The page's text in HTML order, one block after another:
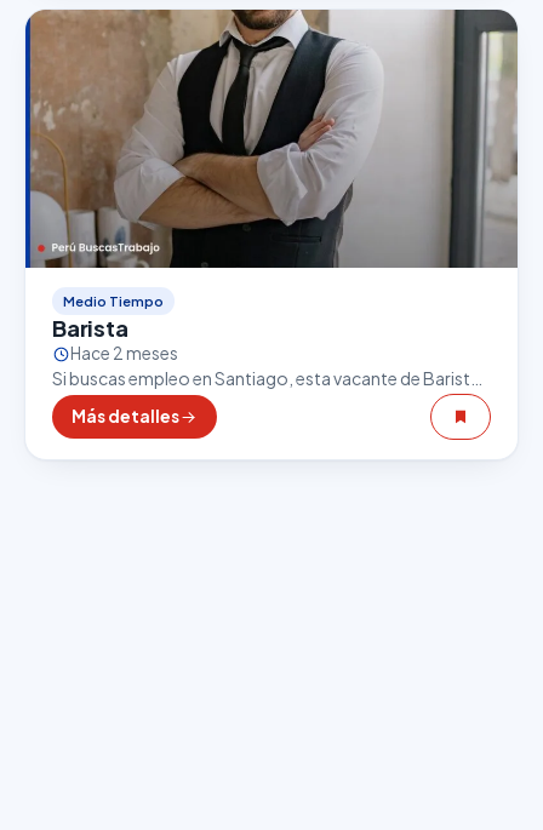
Medio Tiempo
Barista
Hace 2 meses
Si buscas empleo en Santiago, esta vacante de Barista
puede ser una excelente oportunidad. El sector
gastronómico es uno de los que más empleo…
Más detalles